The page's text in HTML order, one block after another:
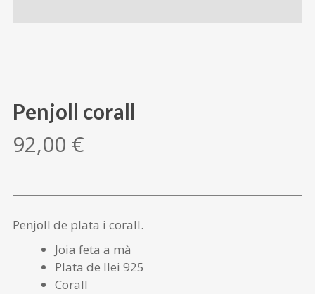
Penjoll corall
92,00 €
Penjoll de plata i corall.
Joia feta a mà
Plata de llei 925
Corall